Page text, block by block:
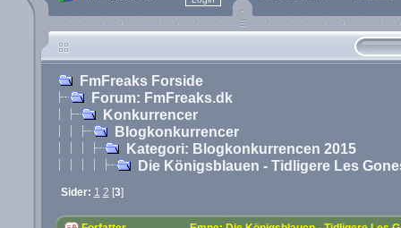
FmFreaks Forside
Forum: FmFreaks.dk
Konkurrencer
Blogkonkurrencer
Kategori: Blogkonkurrencen 2015
Die Königsblauen - Tidligere Les
Sider: 1 2 [3]